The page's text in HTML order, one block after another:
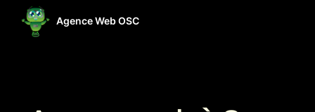
Agence Web OSC